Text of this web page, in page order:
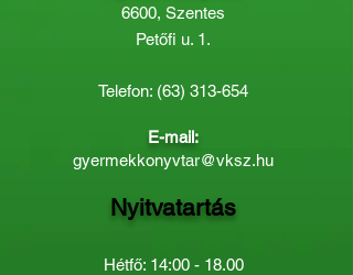
6600, Szentes
Petőfi u. 1.
Telefon: (63) 313-654
E-mail:
gyermekkonyvtar@vksz.hu
Nyitvatartás
Hétfő: 14:00 - 18.00